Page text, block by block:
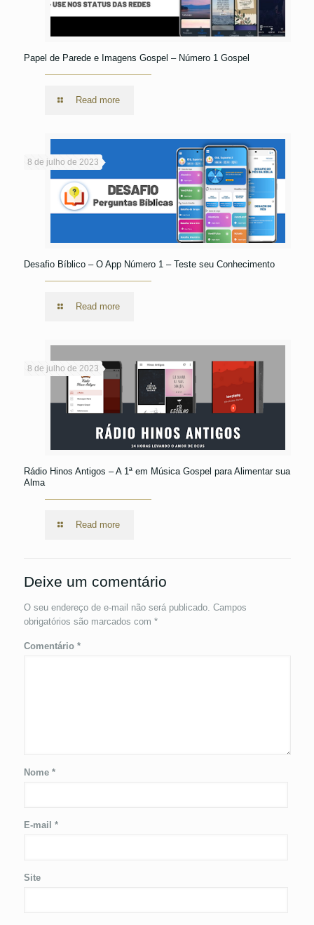
Papel de Parede e Imagens Gospel – Número 1 Gospel
Read more
8 de julho de 2023
Desafio Bíblico – O App Número 1 – Teste seu Conhecimento
Read more
8 de julho de 2023
Rádio Hinos Antigos – A 1ª em Música Gospel para Alimentar sua
Alma
Read more
Deixe um comentário
O seu endereço de e-mail não será publicado. Campos
obrigatórios são marcados com *
Comentário *
Nome *
E-mail *
Site